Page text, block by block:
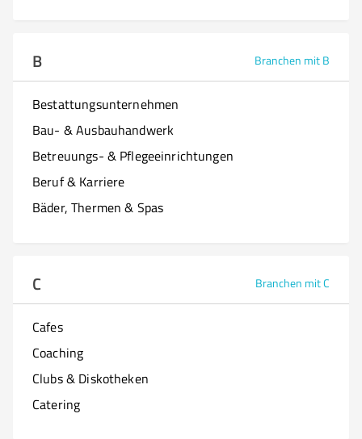
B Branchen mit B
Bestattungsunternehmen
Bau- & Ausbauhandwerk
Betreuungs- & Pflegeeinrichtungen
Beruf & Karriere
Bäder, Thermen & Spas
C Branchen mit C
Cafes
Coaching
Clubs & Diskotheken
Catering